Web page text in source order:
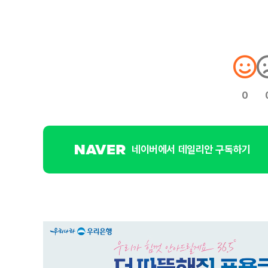
0
네이버에서 데일리안 구독하기